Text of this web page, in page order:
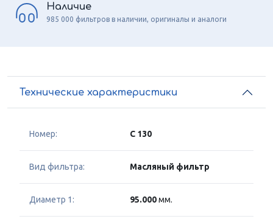
Наличие
985 000 фильтров в наличии, оригиналы и аналоги
Технические характеристики
Номер: C 130
Вид фильтра: Масляный фильтр
Диаметр 1: 95.000мм.